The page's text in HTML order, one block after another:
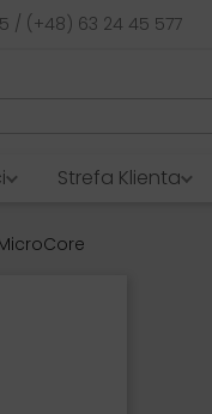
/ (+48) 63 24 45 577
Strefa Klienta